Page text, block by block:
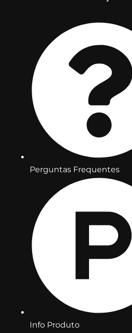
Perguntas Frequentes
Info Produto